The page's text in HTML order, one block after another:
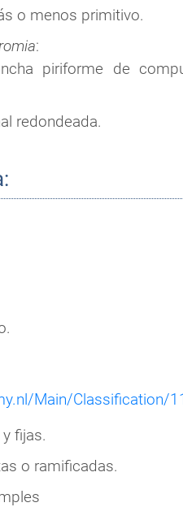
o menos primitivo.
:
piriforme de
redondeada.
Main/Classification/
fijas.
o ramificadas.